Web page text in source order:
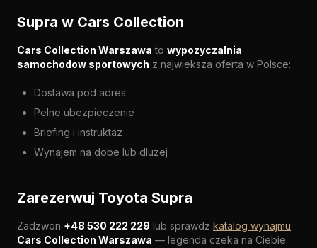
Supra w Cars Collection
Cars Collection Warszawa to wypozyczalnia
samochodow sportowych z najwieksza oferta w Polsce:
Dostawa pod adres
Pelne ubezpieczenie
Briefing i instruktaz
Wynajem na dobe lub dluzej
Zarezerwuj Toyota Supra
Zadzwon +48 530 222 229 lub sprawdz katalog wynajmu.
Cars Collection Warszawa — legenda czeka na Ciebie.